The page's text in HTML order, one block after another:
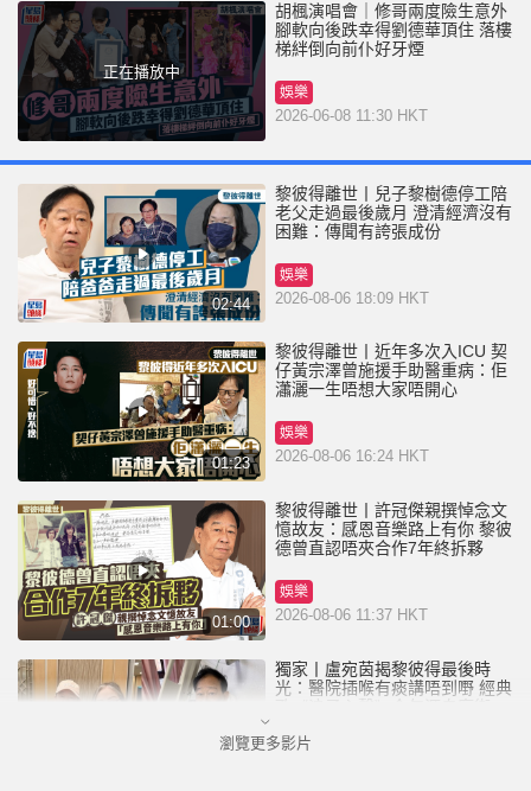
正在播放中
胡楓演唱會｜修哥兩度險生意外
腳軟向後跌幸得劉德華頂住 落樓
梯絆倒向前仆好牙煙
娛樂
2026-06-08 11:30 HKT
02:44
黎彼得離世丨兒子黎樹德停工陪
老父走過最後歲月 澄清經濟沒有
困難：傳聞有誇張成份
娛樂
2026-08-06 18:09 HKT
01:23
黎彼得離世丨近年多次入ICU 契
仔黃宗澤曾施援手助醫重病：佢
瀟灑一生唔想大家唔開心
娛樂
2026-08-06 16:24 HKT
01:00
黎彼得離世丨許冠傑親撰悼念文
憶故友：感恩音樂路上有你 黎彼
德曾直認唔夾合作7年終拆夥
娛樂
2026-08-06 11:37 HKT
獨家丨盧宛茵揭黎彼得最後時
光：醫院插喉有痰講唔到嘢 經典
娛樂
瀏覽更多影片